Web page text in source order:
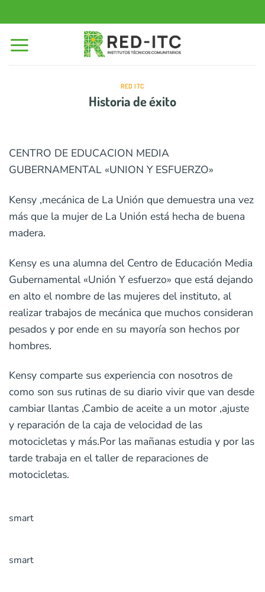
al
contenido
RED ITC
Historia de éxito
CENTRO DE EDUCACION MEDIA
GUBERNAMENTAL «UNION Y ESFUERZO»
Kensy ,mecánica de La Unión que demuestra una vez
más que la mujer de La Unión está hecha de buena
madera.
Kensy es una alumna del Centro de Educación Media
Gubernamental «Unión Y esfuerzo» que está dejando
en alto el nombre de las mujeres del instituto, al
realizar trabajos de mecánica que muchos consideran
pesados y por ende en su mayoría son hechos por
hombres.
Kensy comparte sus experiencia con nosotros de
como son sus rutinas de su diario vivir que van desde
cambiar llantas ,Cambio de aceite a un motor ,ajuste
y reparación de la caja de velocidad de las
motocicletas y más.Por las mañanas estudia y por las
tarde trabaja en el taller de reparaciones de
motocicletas.
smart
smart